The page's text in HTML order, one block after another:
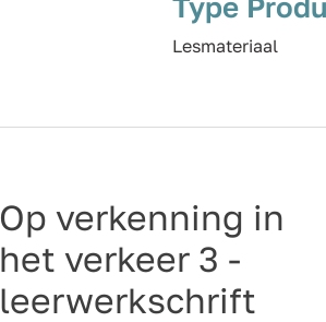
Lesmateriaal
Op verkenning in
het verkeer 3 -
leerwerkschrift